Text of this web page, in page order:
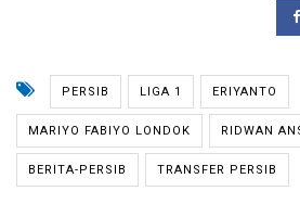
PERSIB LIGA 1 ERIYANTO
MARIYO FABIYO LONDOK RIDWAN
BERITA-PERSIB TRANSFER PERSIB